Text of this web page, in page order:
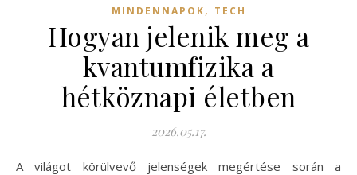
MINDENNAPOK, TECH
Hogyan jelenik meg a
kvantumfizika a
hétköznapi életben
2026.05.17.
A világot körülvevő jelenségek megértése során a